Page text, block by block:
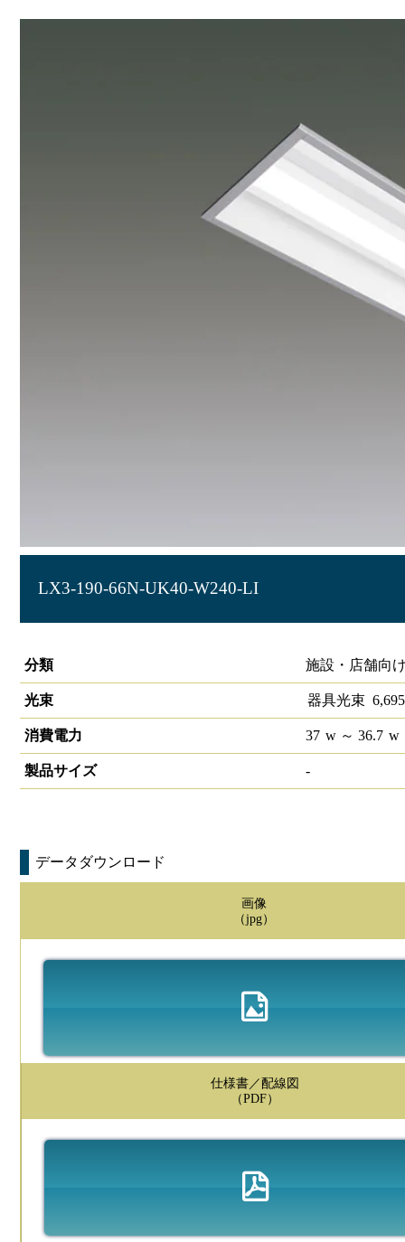
LX3-190-66N-UK40-W240-LI
分類
施設・店舗向
光束 器具光束 6,695
消費電力 37 w～ 36.7 w
製品サイズ -
データダウンロード
画像
（jpg）
仕様書／配線図
（PDF）